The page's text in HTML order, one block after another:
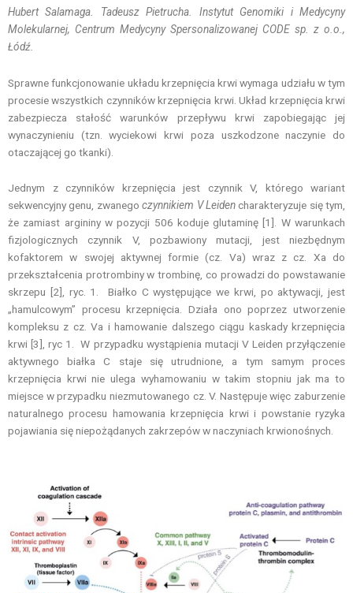
Hubert Salamaga. Tadeusz Pietrucha. Instytut Genomiki i Medycyny
Molekularnej, Centrum Medycyny Spersonalizowanej CODE sp. z o.o.,
Łódź.
Sprawne funkcjonowanie układu krzepnięcia krwi wymaga udziału w tym
procesie wszystkich czynników krzepnięcia krwi. Układ krzepnięcia krwi
zabezpiecza stałość warunków przepływu krwi zapobiegając jej
wynaczynieniu (tzn. wyciekowi krwi poza uszkodzone naczynie do
otaczającej go tkanki).
Jednym z czynników krzepnięcia jest czynnik V, którego wariant
sekwencyjny genu, zwanegoczynnikiem V Leidencharakteryzuje się tym,
że zamiast argininy w pozycji 506 koduje glutaminę [1]. W warunkach
fizjologicznych czynnik V, pozbawiony mutacji, jest niezbędnym
kofaktorem w swojej aktywnej formie (cz. Va) wraz z cz. Xa do
przekształcenia protrombiny w trombinę, co prowadzi do powstawanie
skrzepu [2], ryc. 1. Białko C występujące we krwi, po aktywacji, jest
„hamulcowym” procesu krzepnięcia. Działa ono poprzez utworzenie
kompleksu z cz. Va i hamowanie dalszego ciągu kaskady krzepnięcia
krwi [3], ryc 1. W przypadku wystąpienia mutacji V Leiden przyłączenie
aktywnego białka C staje się utrudnione, a tym samym proces
krzepnięcia krwi nie ulega wyhamowaniu w takim stopniu jak ma to
miejsce w przypadku niezmutowanego cz. V. Następuje więc zaburzenie
naturalnego procesu hamowania krzepnięcia krwi i powstanie ryzyka
pojawiania się niepożądanych zakrzepów w naczyniach krwionośnych.